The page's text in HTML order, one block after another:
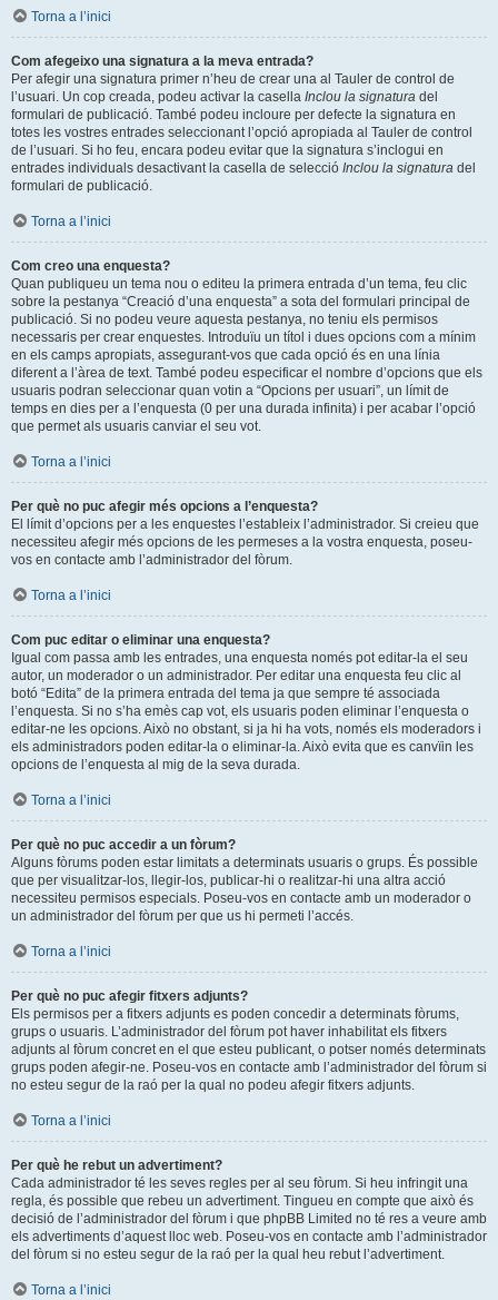
Torna a l’inici
Com afegeixo una signatura a la meva entrada?
Per afegir una signatura primer n’heu de crear una al Tauler de control de
l’usuari. Un cop creada, podeu activar la casella Inclou la signatura del
formulari de publicació. També podeu incloure per defecte la signatura en
totes les vostres entrades seleccionant l’opció apropiada al Tauler de control
de l’usuari. Si ho feu, encara podeu evitar que la signatura s’inclogui en
entrades individuals desactivant la casella de selecció Inclou la signatura del
formulari de publicació.
Torna a l’inici
Com creo una enquesta?
Quan publiqueu un tema nou o editeu la primera entrada d’un tema, feu clic
sobre la pestanya “Creació d’una enquesta” a sota del formulari principal de
publicació. Si no podeu veure aquesta pestanya, no teniu els permisos
necessaris per crear enquestes. Introduïu un títol i dues opcions com a mínim
en els camps apropiats, assegurant-vos que cada opció és en una línia
diferent a l’àrea de text. També podeu especificar el nombre d’opcions que els
usuaris podran seleccionar quan votin a “Opcions per usuari”, un límit de
temps en dies per a l’enquesta (0 per una durada infinita) i per acabar l’opció
que permet als usuaris canviar el seu vot.
Torna a l’inici
Per què no puc afegir més opcions a l’enquesta?
El límit d’opcions per a les enquestes l’estableix l’administrador. Si creieu que
necessiteu afegir més opcions de les permeses a la vostra enquesta, poseu-
vos en contacte amb l’administrador del fòrum.
Torna a l’inici
Com puc editar o eliminar una enquesta?
Igual com passa amb les entrades, una enquesta només pot editar-la el seu
autor, un moderador o un administrador. Per editar una enquesta feu clic al
botó “Edita” de la primera entrada del tema ja que sempre té associada
l’enquesta. Si no s’ha emès cap vot, els usuaris poden eliminar l’enquesta o
editar-ne les opcions. Això no obstant, si ja hi ha vots, només els moderadors i
els administradors poden editar-la o eliminar-la. Això evita que es canvïin les
opcions de l’enquesta al mig de la seva durada.
Torna a l’inici
Per què no puc accedir a un fòrum?
Alguns fòrums poden estar limitats a determinats usuaris o grups. És possible
que per visualitzar-los, llegir-los, publicar-hi o realitzar-hi una altra acció
necessiteu permisos especials. Poseu-vos en contacte amb un moderador o
un administrador del fòrum per que us hi permeti l’accés.
Torna a l’inici
Per què no puc afegir fitxers adjunts?
Els permisos per a fitxers adjunts es poden concedir a determinats fòrums,
grups o usuaris. L’administrador del fòrum pot haver inhabilitat els fitxers
adjunts al fòrum concret en el que esteu publicant, o potser només determinats
grups poden afegir-ne. Poseu-vos en contacte amb l’administrador del fòrum si
no esteu segur de la raó per la qual no podeu afegir fitxers adjunts.
Torna a l’inici
Per què he rebut un advertiment?
Cada administrador té les seves regles per al seu fòrum. Si heu infringit una
regla, és possible que rebeu un advertiment. Tingueu en compte que això és
decisió de l’administrador del fòrum i que phpBB Limited no té res a veure amb
els advertiments d’aquest lloc web. Poseu-vos en contacte amb l’administrador
del fòrum si no esteu segur de la raó per la qual heu rebut l’advertiment.
Torna a l’inici